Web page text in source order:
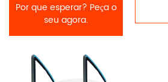
Por que esperar? Peça o
seu agora.